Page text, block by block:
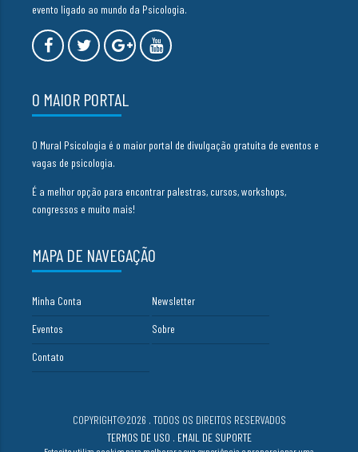
evento ligado ao mundo da Psicologia.
O MAIOR PORTAL
O Mural Psicologia é o maior portal de divulgação gratuita de eventos e
vagas de psicologia.
É a melhor opção para encontrar palestras, cursos, workshops,
congressos e muito mais!
MAPA DE NAVEGAÇÃO
Minha Conta Newsletter
Eventos Sobre
Contato
COPYRIGHT©2026 . TODOS OS DIREITOS RESERVADOS
TERMOS DE USO . EMAIL DE SUPORTE